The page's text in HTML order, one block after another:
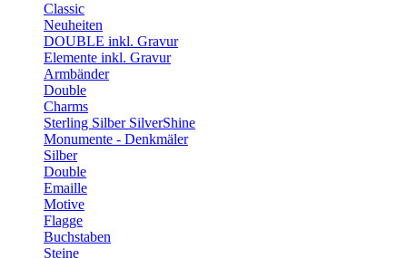
Classic
Neuheiten
DOUBLE inkl. Gravur
Elemente inkl. Gravur
Armbänder
Double
Charms
Sterling Silber SilverShine
Monumente - Denkmäler
Silber
Double
Emaille
Motive
Flagge
Buchstaben
Steine